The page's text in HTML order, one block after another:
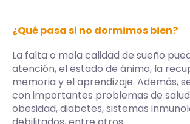
¿Qué pasa si no dormimos bien?
La falta o mala calidad de sueño
atención, el estado de ánimo, la
memoria y el aprendizaje. Además,
con importantes problemas de
obesidad, diabetes, sistemas